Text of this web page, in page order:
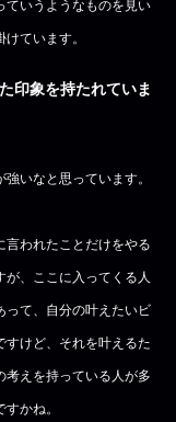
ていうようなものを見い
ています。
印象を持たれていま
いなと思っています。
言われたことだけをやる
が、ここに入ってくる人
って、自分の叶えたいビ
すけど、それを叶えるた
考えを持っている人が多
かね。